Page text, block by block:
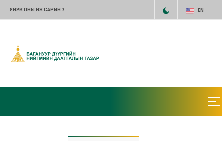
2026 ОНЫ 08 САРЫН 7 EN